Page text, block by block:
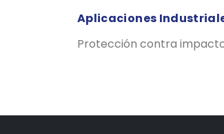
Aplicaciones
Protección contra